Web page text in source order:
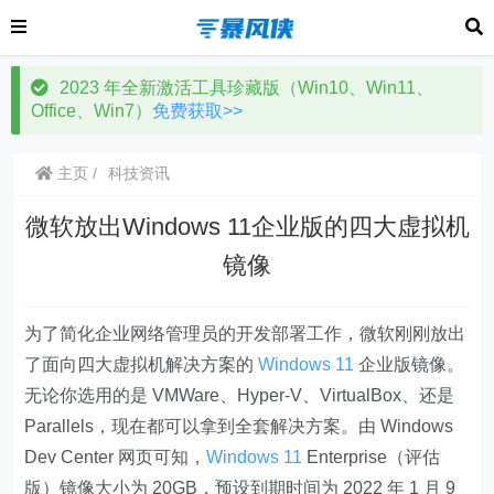
2023 年全新激活工具珍藏版（Win10、Win11、
Office、Win7） 免费获取>>
主页 科技资讯
微软放出Windows 11企业版的四大虚拟机
镜像
为了简化企业网络管理员的开发部署工作，微软刚刚放出
了面向四大虚拟机解决方案的Windows 11 企业版镜像。
无论你选用的是 VMWare、Hyper-V、VirtualBox、还是
Parallels，现在都可以拿到全套解决方案。由 Windows
Dev Center 网页可知，Windows 11 Enterprise（评估
版）镜像大小为 20GB，预设到期时间为 2022 年 1 月 9